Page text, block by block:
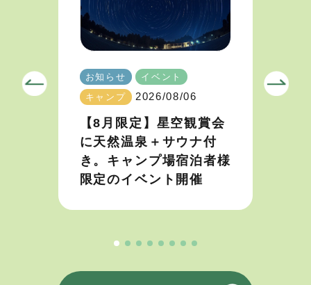
お知らせ
イベント
キャンプ
2026/08/06
【8月限定】星空観賞会
に天然温泉＋サウナ付
き。キャンプ場宿泊者様
限定のイベント開催